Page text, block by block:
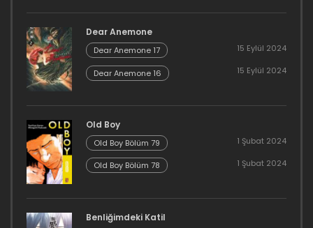
Dear Anemone
Dear Anemone 17 15 Eylül 2024
Dear Anemone 16 15 Eylül 2024
Old Boy
Old Boy Bölüm 79 1 Şubat 2024
Old Boy Bölüm 78 1 Şubat 2024
Benliğimdeki Katil